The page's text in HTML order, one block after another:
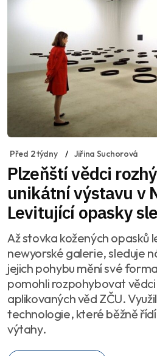
Před 2 týdny Jiřina Suchorová
Plzeňští vědci
unikátní výstavu v
Levitující opasky
Až stovka kožených opasků
newyorské galerie, sleduje
jejich pohybu mění své
pomohli rozpohybovat
aplikovaných věd ZČU.
technologie, které běžně
výtahy.